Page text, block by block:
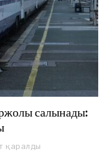
салынады:
қаралды